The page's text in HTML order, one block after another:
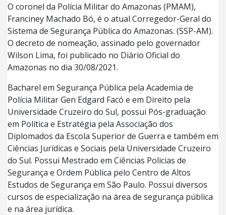
O coronel da Polícia Militar do Amazonas (PMAM),
Franciney Machado Bó, é o atual Corregedor-Geral do
Sistema de Segurança Pública do Amazonas. (SSP-AM).
O decreto de nomeação, assinado pelo governador
Wilson Lima, foi publicado no Diário Oficial do
Amazonas no dia 30/08/2021.
Bacharel em Segurança Pública pela Academia de
Polícia Militar Gen Edgard Facó e em Direito pela
Universidade Cruzeiro do Sul, possui Pós-graduação
em Política e Estratégia pela Associação dos
Diplomados da Escola Superior de Guerra e também em
Ciências Jurídicas e Sociais pela Universidade Cruzeiro
do Sul. Possui Mestrado em Ciências Policias de
Segurança e Ordem Pública pelo Centro de Altos
Estudos de Segurança em São Paulo. Possui diversos
cursos de especialização na área de segurança pública
e na área jurídica.